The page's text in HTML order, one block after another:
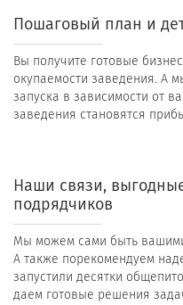
Пошаговый план и
Вы получите готовые
окупаемости заведения. А
запуска в зависимости от
заведения становятся
Наши связи,
подрядчиков
Мы можем сами быть
А также порекомендуем
запустили десятки
даем готовые решения